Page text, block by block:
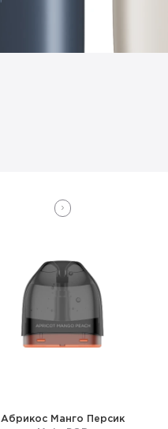
Абрикос Манго Персик